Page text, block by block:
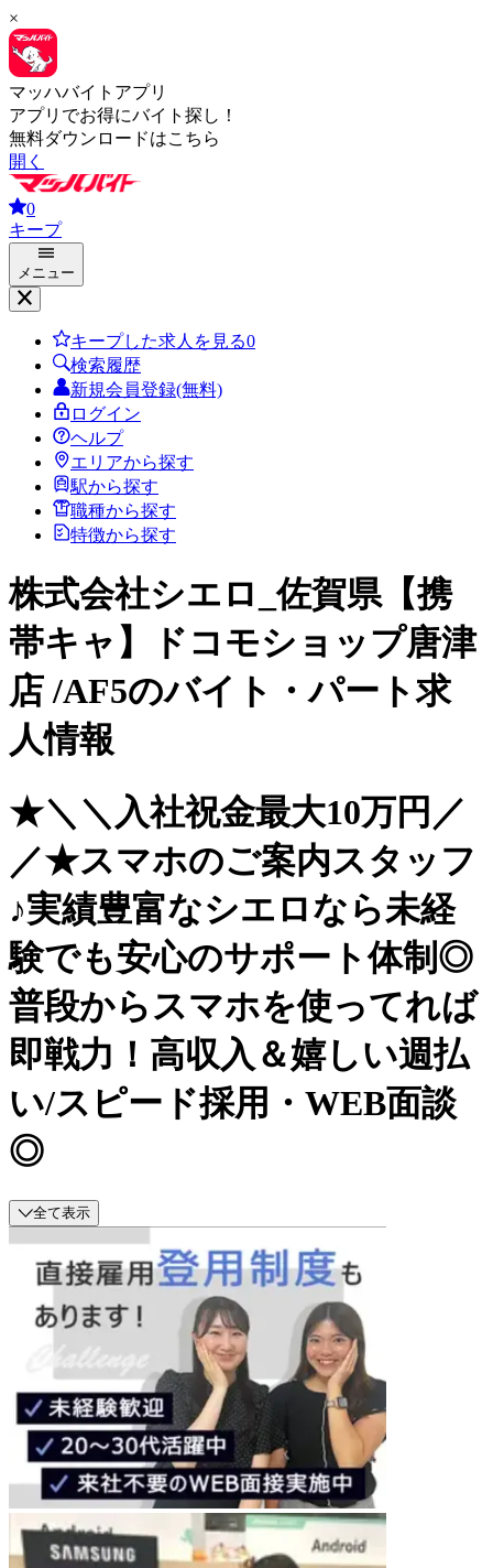
×
マッハバイトアプリ
アプリでお得にバイト探し！
無料ダウンロードはこちら
開く
0
キープ
メニュー
キープした求人を見る0
検索履歴
新規会員登録(無料)
ログイン
ヘルプ
エリアから探す
駅から探す
職種から探す
特徴から探す
株式会社シエロ_佐賀県【携
帯キャ】ドコモショップ唐津
店 /AF5のバイト・パート求
人情報
★＼＼入社祝金最大10万円／
／★スマホのご案内スタッフ
♪実績豊富なシエロなら未経
験でも安心のサポート体制◎
普段からスマホを使ってれば
即戦力！高収入＆嬉しい週払
い/スピード採用・WEB面談
◎
全て表示